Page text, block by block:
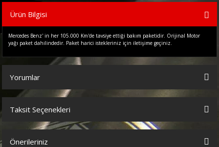
Ürün Bilgisi
Mercedes Benz' in her 105.000 Km'de tavsiye ettiği bakım paketidir. Orijinal Motor
yağı paket dahilindedir. Paket harici istekleriniz için iletişime geçiniz.
Yorumlar
Bu ürüne ilk yorumu siz yapın!
Taksit Seçenekleri
Önerileriniz